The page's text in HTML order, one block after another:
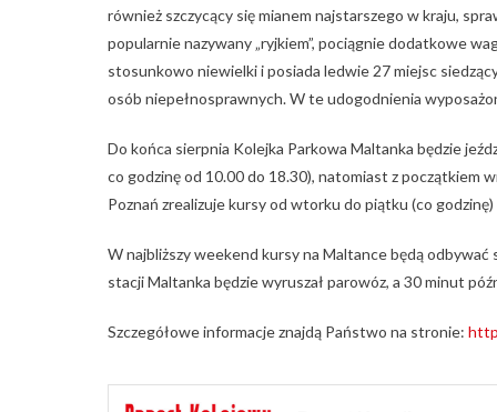
również szczycący się mianem najstarszego w kraju,
popularnie nazywany „ryjkiem”, pociągnie dodatkowe
stosunkowo niewielki i posiada ledwie 27 miejsc
osób niepełnosprawnych. W te udogodnienia
Do końca sierpnia Kolejka Parkowa Maltanka będzie
co godzinę od 10.00 do 18.30), natomiast z początkiem
Poznań zrealizuje kursy od wtorku do piątku (co
W najbliższy weekend kursy na Maltance będą
stacji Maltanka będzie wyruszał parowóz, a 30 minut
Szczegółowe informacje znajdą Państwo na stronie: